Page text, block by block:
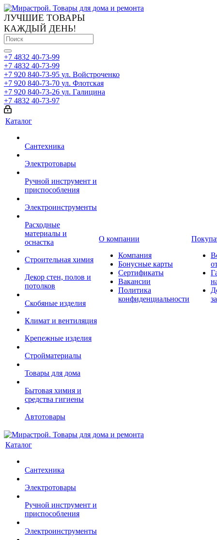
ЛУЧШИЕ ТОВАРЫ
КАЖДЫЙ ДЕНЬ!
+7 4832 40-73-99
+7 4832 40-73-99
+7 920 840-73-95 ул. Войстроченко
+7 920 840-73-70 ул. Флотская
+7 920 840-73-26 ул. Галицина
+7 4832 40-73-97
Каталог
Сантехника
Электротовары
Ручной инструмент и
приспособления
Электроинструменты
Расходные
материалы и
оснастка
Строительная химия
Декор стен, полов и
потолков
Скобяные изделия
Климат и вентиляция
Крепежные изделия
Стройматериалы
Товары для дома
Бытовая химия и
средства гигиены
Автотовары
О компании
Компания
Бонусные карты
Сертификаты
Вакансии
Политика
конфиденциальности
Каталог
Сантехника
Электротовары
Ручной инструмент и
приспособления
Электроинструменты